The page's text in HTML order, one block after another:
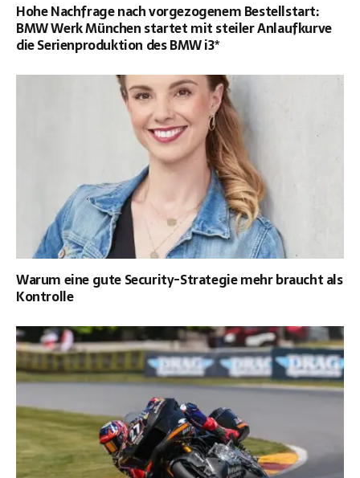
Hohe Nachfrage nach vorgezogenem Bestellstart:
BMW Werk München startet mit steiler Anlaufkurve
die Serienproduktion des BMW i3*
Warum eine gute Security-Strategie mehr braucht als
Kontrolle